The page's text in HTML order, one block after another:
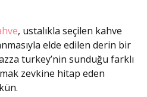
, ustalıkla seçilen kahve
elde edilen derin bir
turkey’nin sunduğu farklı
zevkine hitap eden